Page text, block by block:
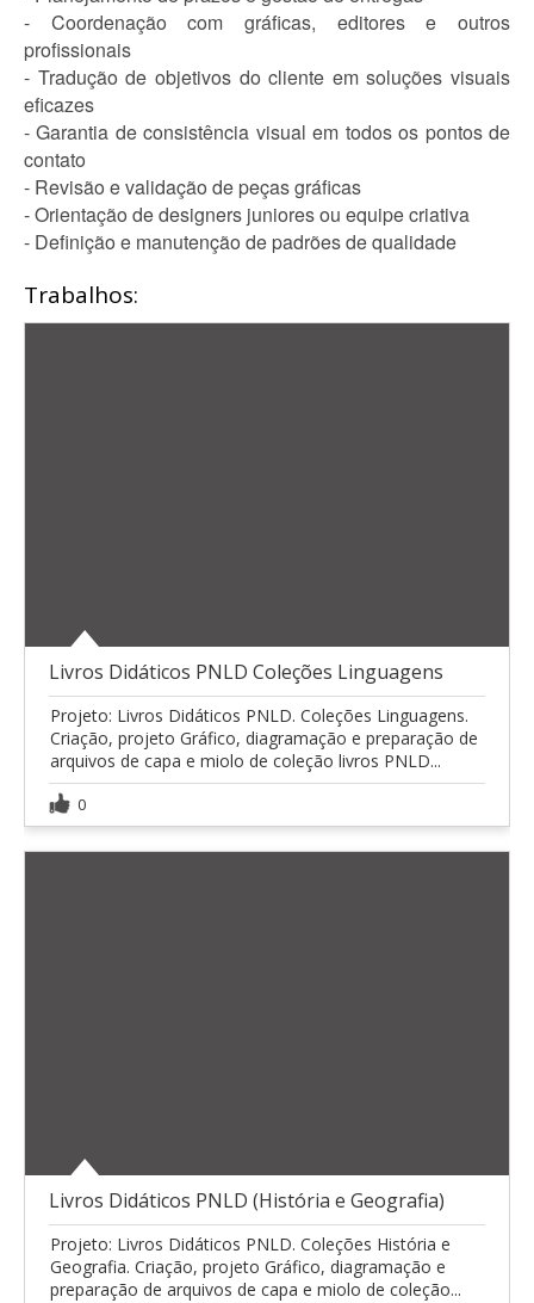
- Coordenação com gráficas, editores e outros
profissionais
- Tradução de objetivos do cliente em soluções visuais
eficazes
- Garantia de consistência visual em todos os pontos de
contato
- Revisão e validação de peças gráficas
- Orientação de designers juniores ou equipe criativa
- Definição e manutenção de padrões de qualidade
Trabalhos:
Livros Didáticos PNLD Coleções Linguagens
Projeto: Livros Didáticos PNLD. Coleções Linguagens.
Criação, projeto Gráfico, diagramação e preparação de
arquivos de capa e miolo de coleção livros PNLD...
0
Livros Didáticos PNLD (História e Geografia)
Projeto: Livros Didáticos PNLD. Coleções História e
Geografia. Criação, projeto Gráfico, diagramação e
preparação de arquivos de capa e miolo de coleção...